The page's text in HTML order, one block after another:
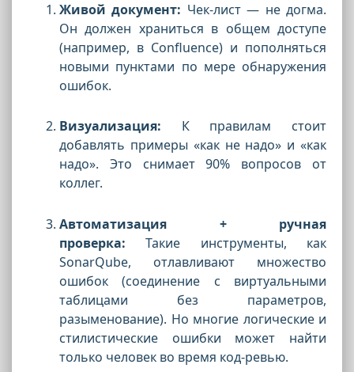
Живой документ: Чек-лист — не догма.
Он должен храниться в общем доступе
(например, в Confluence) и пополняться
новыми пунктами по мере обнаружения
ошибок.
Визуализация: К правилам стоит
добавлять примеры «как не надо» и «как
надо». Это снимает 90% вопросов от
коллег.
Автоматизация + ручная
проверка: Такие инструменты, как
SonarQube, отлавливают множество
ошибок (соединение с виртуальными
таблицами без параметров,
разыменование). Но многие логические и
стилистические ошибки может найти
только человек во время код-ревью.